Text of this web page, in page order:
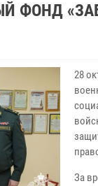
ФОНД
28
За